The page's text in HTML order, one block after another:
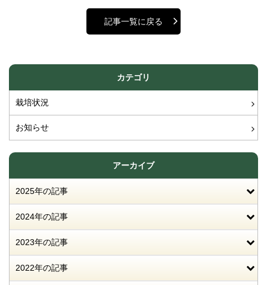
記事一覧に戻る
カテゴリ
栽培状況
お知らせ
アーカイブ
2025年の記事
2024年の記事
2023年の記事
2022年の記事